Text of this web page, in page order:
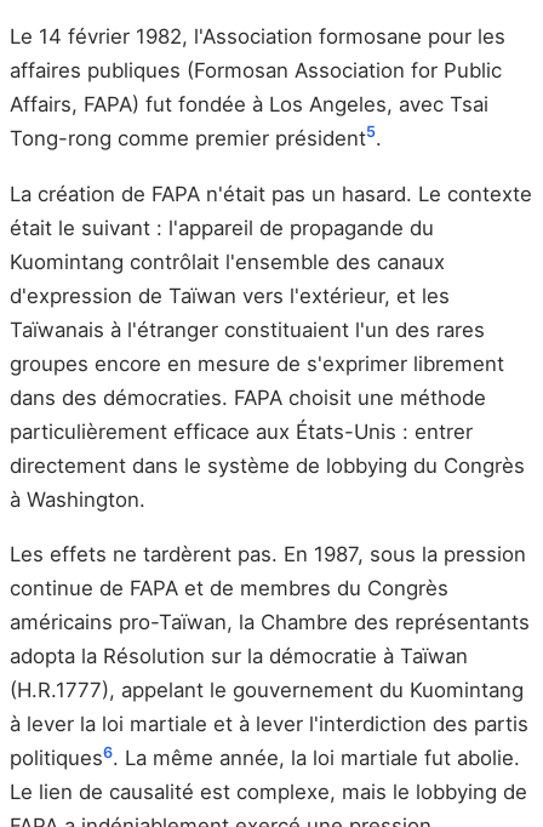
Le 14 février 1982, l'Association formosane pour les
affaires publiques (Formosan Association for Public
Affairs, FAPA) fut fondée à Los Angeles, avec Tsai
Tong-rong comme premier président5.
La création de FAPA n'était pas un hasard. Le contexte
était le suivant : l'appareil de propagande du
Kuomintang contrôlait l'ensemble des canaux
d'expression de Taïwan vers l'extérieur, et les
Taïwanais à l'étranger constituaient l'un des rares
groupes encore en mesure de s'exprimer librement
dans des démocraties. FAPA choisit une méthode
particulièrement efficace aux États-Unis : entrer
directement dans le système de lobbying du Congrès
à Washington.
Les effets ne tardèrent pas. En 1987, sous la pression
continue de FAPA et de membres du Congrès
américains pro-Taïwan, la Chambre des représentants
adopta la Résolution sur la démocratie à Taïwan
(H.R.1777), appelant le gouvernement du Kuomintang
à lever la loi martiale et à lever l'interdiction des partis
politiques6. La même année, la loi martiale fut abolie.
Le lien de causalité est complexe, mais le lobbying de